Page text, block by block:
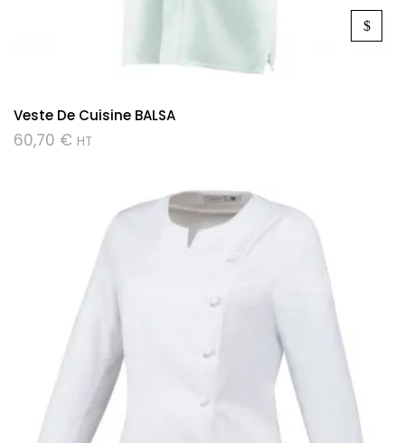
Veste De Cuisine BALSA
60,70 € HT